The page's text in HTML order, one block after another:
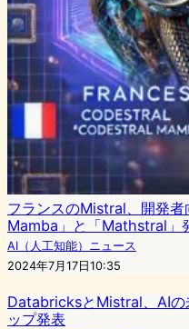
フランスのMistral、開発
Mamba」と「Mathstral」
AI（人工知能）ニュース
2024年7月17日10:35
DatabricksとMistral、AIの
ップ発表